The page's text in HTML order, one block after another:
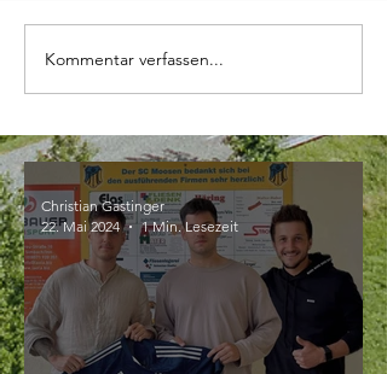
Kommentar verfassen...
Christian Gastinger
22. Mai 2024
1 Min. Lesezeit